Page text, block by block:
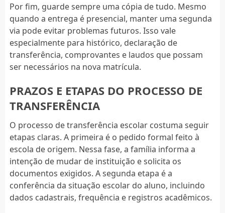
Por fim, guarde sempre uma cópia de tudo. Mesmo
quando a entrega é presencial, manter uma segunda
via pode evitar problemas futuros. Isso vale
especialmente para histórico, declaração de
transferência, comprovantes e laudos que possam
ser necessários na nova matrícula.
PRAZOS E ETAPAS DO PROCESSO DE
TRANSFERÊNCIA
O processo de transferência escolar costuma seguir
etapas claras. A primeira é o pedido formal feito à
escola de origem. Nessa fase, a família informa a
intenção de mudar de instituição e solicita os
documentos exigidos. A segunda etapa é a
conferência da situação escolar do aluno, incluindo
dados cadastrais, frequência e registros acadêmicos.